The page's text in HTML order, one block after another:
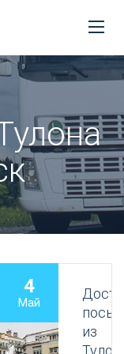
4
Май
из